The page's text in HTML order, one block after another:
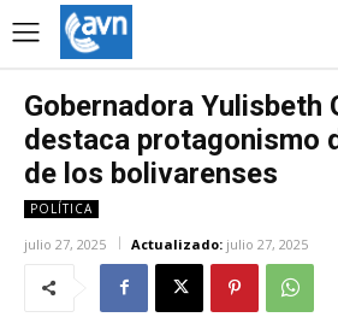
Gobernadora Yulisbeth
destaca protagonismo
de los bolivarenses
POLÍTICA
julio 27, 2025 Actualizado: julio 27, 2025